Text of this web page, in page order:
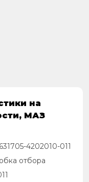
на
МАЗ
4202010-011
отбора